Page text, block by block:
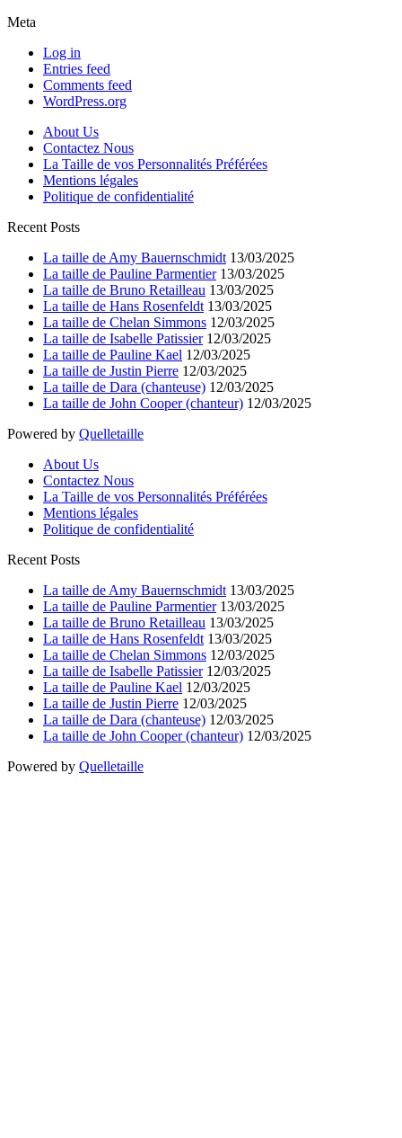
Meta
Log in
Entries feed
Comments feed
WordPress.org
About Us
Contactez Nous
La Taille de vos Personnalités Préférées
Mentions légales
Politique de confidentialité
Recent Posts
La taille de Amy Bauernschmidt 13/03/2025
La taille de Pauline Parmentier 13/03/2025
La taille de Bruno Retailleau 13/03/2025
La taille de Hans Rosenfeldt 13/03/2025
La taille de Chelan Simmons 12/03/2025
La taille de Isabelle Patissier 12/03/2025
La taille de Pauline Kael 12/03/2025
La taille de Justin Pierre 12/03/2025
La taille de Dara (chanteuse) 12/03/2025
La taille de John Cooper (chanteur) 12/03/2025
Powered by Quelletaille
About Us
Contactez Nous
La Taille de vos Personnalités Préférées
Mentions légales
Politique de confidentialité
Recent Posts
La taille de Amy Bauernschmidt 13/03/2025
La taille de Pauline Parmentier 13/03/2025
La taille de Bruno Retailleau 13/03/2025
La taille de Hans Rosenfeldt 13/03/2025
La taille de Chelan Simmons 12/03/2025
La taille de Isabelle Patissier 12/03/2025
La taille de Pauline Kael 12/03/2025
La taille de Justin Pierre 12/03/2025
La taille de Dara (chanteuse) 12/03/2025
La taille de John Cooper (chanteur) 12/03/2025
Powered by Quelletaille